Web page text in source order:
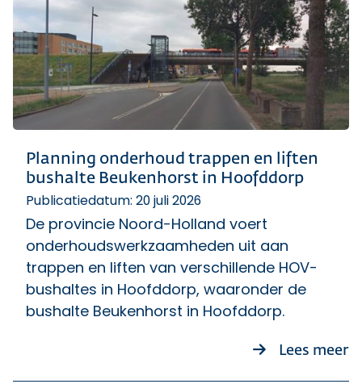
Planning onderhoud trappen en liften
bushalte Beukenhorst in Hoofddorp
Publicatiedatum: 20 juli 2026
De provincie Noord-Holland voert
onderhoudswerkzaamheden uit aan
trappen en liften van verschillende HOV-
bushaltes in Hoofddorp, waaronder de
bushalte Beukenhorst in Hoofddorp.
Lees meer